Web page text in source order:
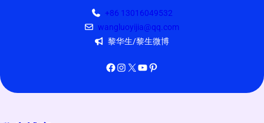
+86 13016049532
wangluoyijia@qq.com
黎华生/黎生微博
Facebook Instagram X YouTube Pinterest